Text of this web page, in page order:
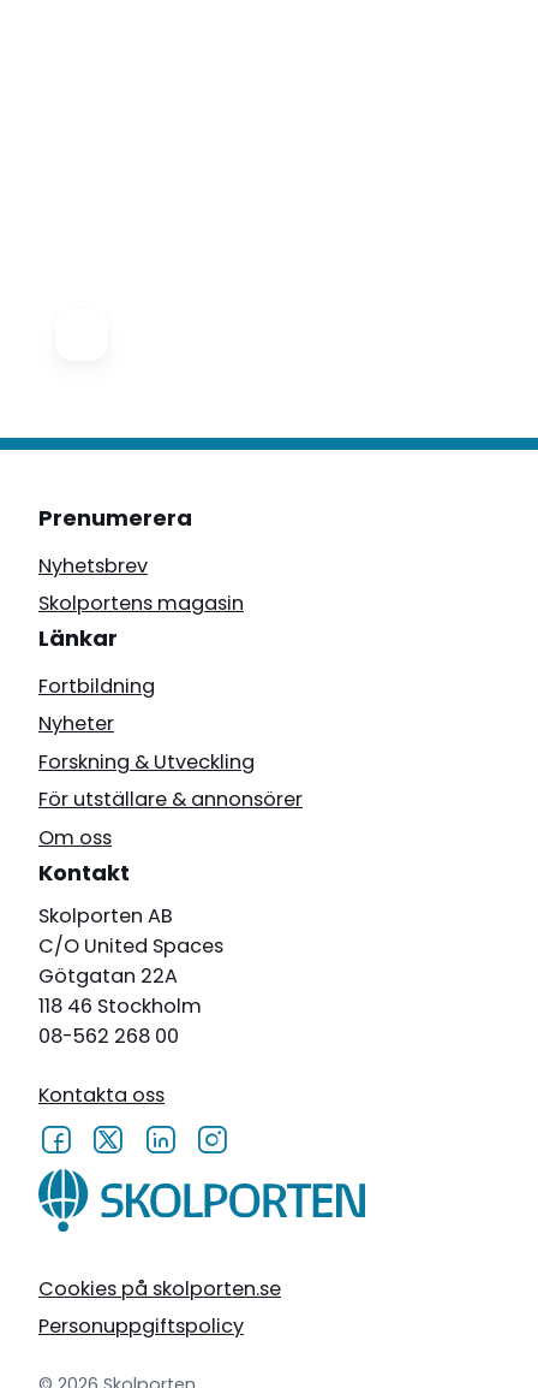
Cookies på skolporten.se
Personuppgiftspolicy
Prenumerera
Nyhetsbrev
Skolportens magasin
Länkar
Fortbildning
Nyheter
Forskning & Utveckling
För utställare & annonsörer
Om oss
Kontakt
Skolporten AB
C/O United Spaces
Götgatan 22A
118 46 Stockholm
08-562 268 00
Kontakta oss